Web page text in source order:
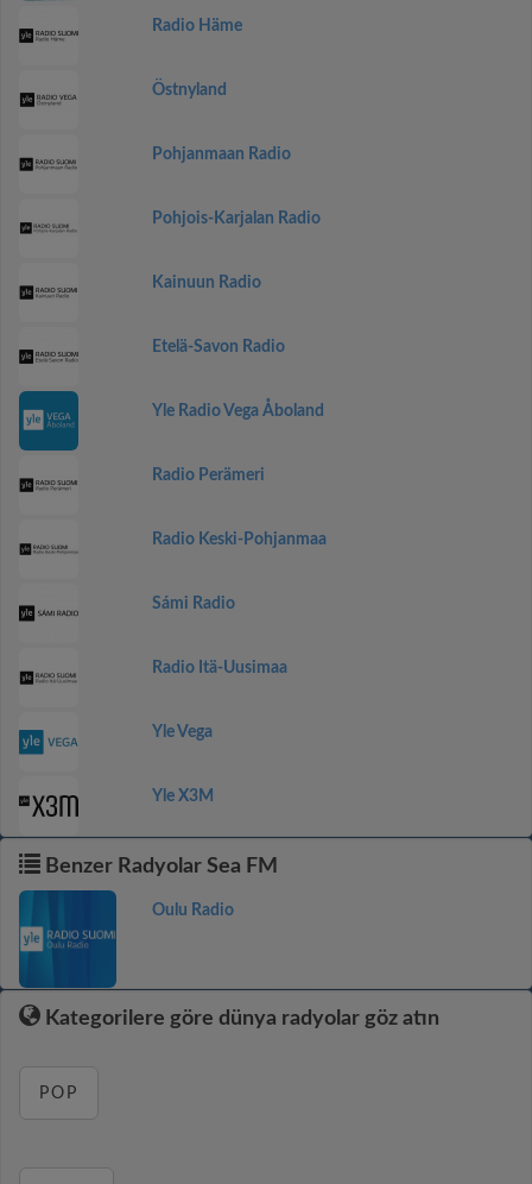
Radio Häme
Östnyland
Pohjanmaan Radio
Pohjois-Karjalan Radio
Kainuun Radio
Etelä-Savon Radio
Yle Radio Vega Åboland
Radio Perämeri
Radio Keski-Pohjanmaa
Sámi Radio
Radio Itä-Uusimaa
Yle Vega
Yle X3M
Benzer Radyolar Sea FM
Oulu Radio
Kategorilere göre dünya radyolar göz atın
POP